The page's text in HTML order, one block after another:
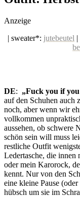
social topics
Anzeige
| sweater*: jutebeutel
DE: „Fuck you if you
auf den Schuhen auch
noch, aber wenn wir
vollkommen
aussehen, ob schwere
schön sein will muss
restliche Outfit
Ledertasche, die innen
oder mein Karorock,
kennt. Nur von den
eine kleine Pause
hübsch um sie im